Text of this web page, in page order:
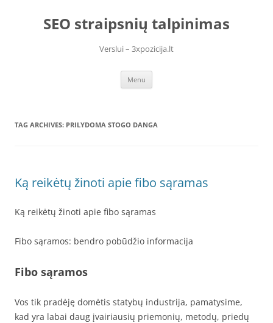
contentSEO straipsnių talpinimas
Verslui – 3xpozicija.lt
Menu
TAG ARCHIVES: PRILYDOMA STOGO DANGA
Ką reikėtų žinoti apie fibo sąramas
Ką reikėtų žinoti apie fibo sąramas
Fibo sąramos: bendro pobūdžio informacija
Fibo sąramos
Vos tik pradėję domėtis statybų industrija, pamatysime,
kad yra labai daug įvairiausių priemonių, metodų, priedų